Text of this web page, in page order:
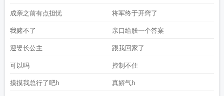
成亲之前有点担忧 将军终于开窍了
我赌不了 亲口给朕一个答案
迎娶长公主 跟我回家了
可以吗 控制不住
摸摸我总行了吧h 真娇气h